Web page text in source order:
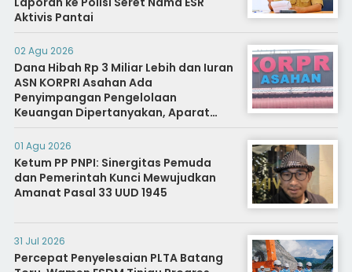
Aktivis Pantai
02 Agu 2026
Dana Hibah Rp 3 Miliar Lebih dan Iuran
ASN KORPRI Asahan Ada
Penyimpangan Pengelolaan
Keuangan Dipertanyakan, Aparat
Diminta Segera Usut
01 Agu 2026
Ketum PP PNPI: Sinergitas Pemuda
dan Pemerintah Kunci Mewujudkan
Amanat Pasal 33 UUD 1945
31 Jul 2026
Percepat Penyelesaian PLTA Batang